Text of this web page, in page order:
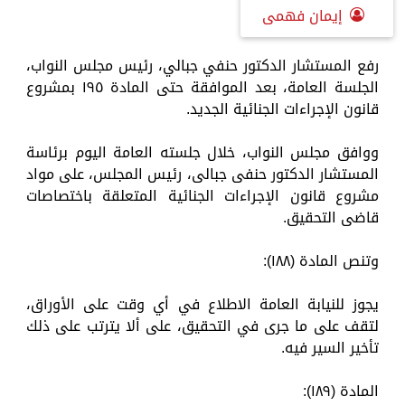
إيمان فهمى
رفع المستشار الدكتور حنفي جبالي، رئيس مجلس النواب،
الجلسة العامة، بعد الموافقة حتى المادة ١٩٥ بمشروع
قانون الإجراءات الجنائية الجديد.
ووافق مجلس النواب، خلال جلسته العامة اليوم برئاسة
المستشار الدكتور حنفى جبالى، رئيس المجلس، على مواد
مشروع قانون الإجراءات الجنائية المتعلقة باختصاصات
قاضى التحقيق.
وتنص المادة (۱۸۸):
يجوز للنيابة العامة الاطلاع في أي وقت على الأوراق،
لتقف على ما جرى في التحقيق، على ألا يترتب على ذلك
تأخير السير فيه.
المادة (۱۸۹):